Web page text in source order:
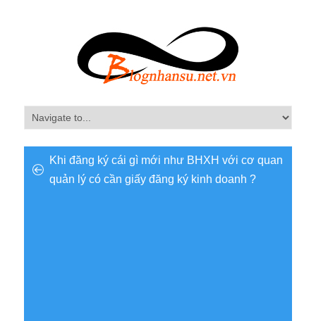
Khi đăng ký cái gì mới như BHXH với cơ quan
quản lý có cần giấy đăng ký kinh doanh ?